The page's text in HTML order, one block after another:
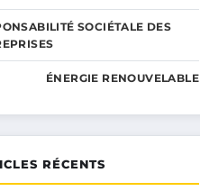
SOCIÉTALE DES
ÉNERGIE RENOUVELABLE
RÉCENTS